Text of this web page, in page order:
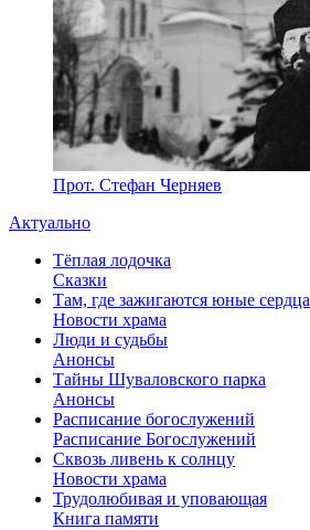
Прот. Стефан Черняев
Актуально
Тёплая лодочка
Сказки
Там, где зажигаются юные сердца
Новости храма
Люди и судьбы
Анонсы
Тайны Шуваловского парка
Анонсы
Расписание богослужений
Расписание Богослужений
Сквозь ливень к солнцу
Новости храма
Трудолюбивая и уповающая
Книга памяти